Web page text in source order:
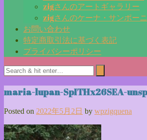
zigさんのアートギャラリー
zigさんのケーナ・サンポー
お問い合わせ
特定商取引法に基づく表記
プライバシーポリシー
maria-lupan-SpITHx26SEA-
Posted on 2022年5月2日 by wpzigquena